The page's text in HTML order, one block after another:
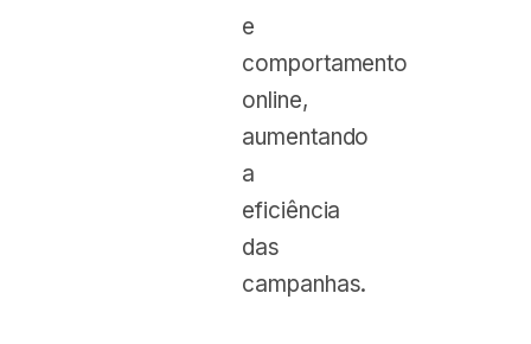
e
comportamento
online,
aumentando
a
eficiência
das
campanhas.